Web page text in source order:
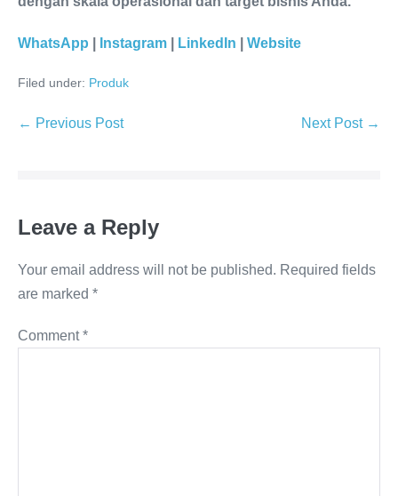
WhatsApp Instagram LinkedIn Website
Filed under: Produk
← Previous Post Next Post →
Leave a Reply
Your email address will not be published. Required fields
are marked *
Comment*